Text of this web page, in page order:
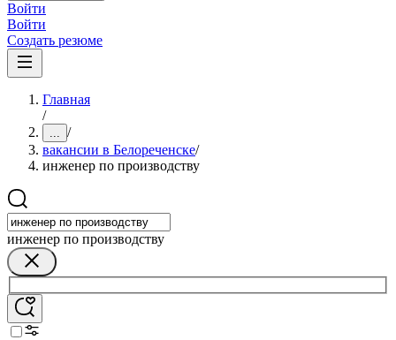
Войти
Войти
Создать резюме
Главная
/
... /
вакансии в Белореченске/
инженер по производству
инженер по производству